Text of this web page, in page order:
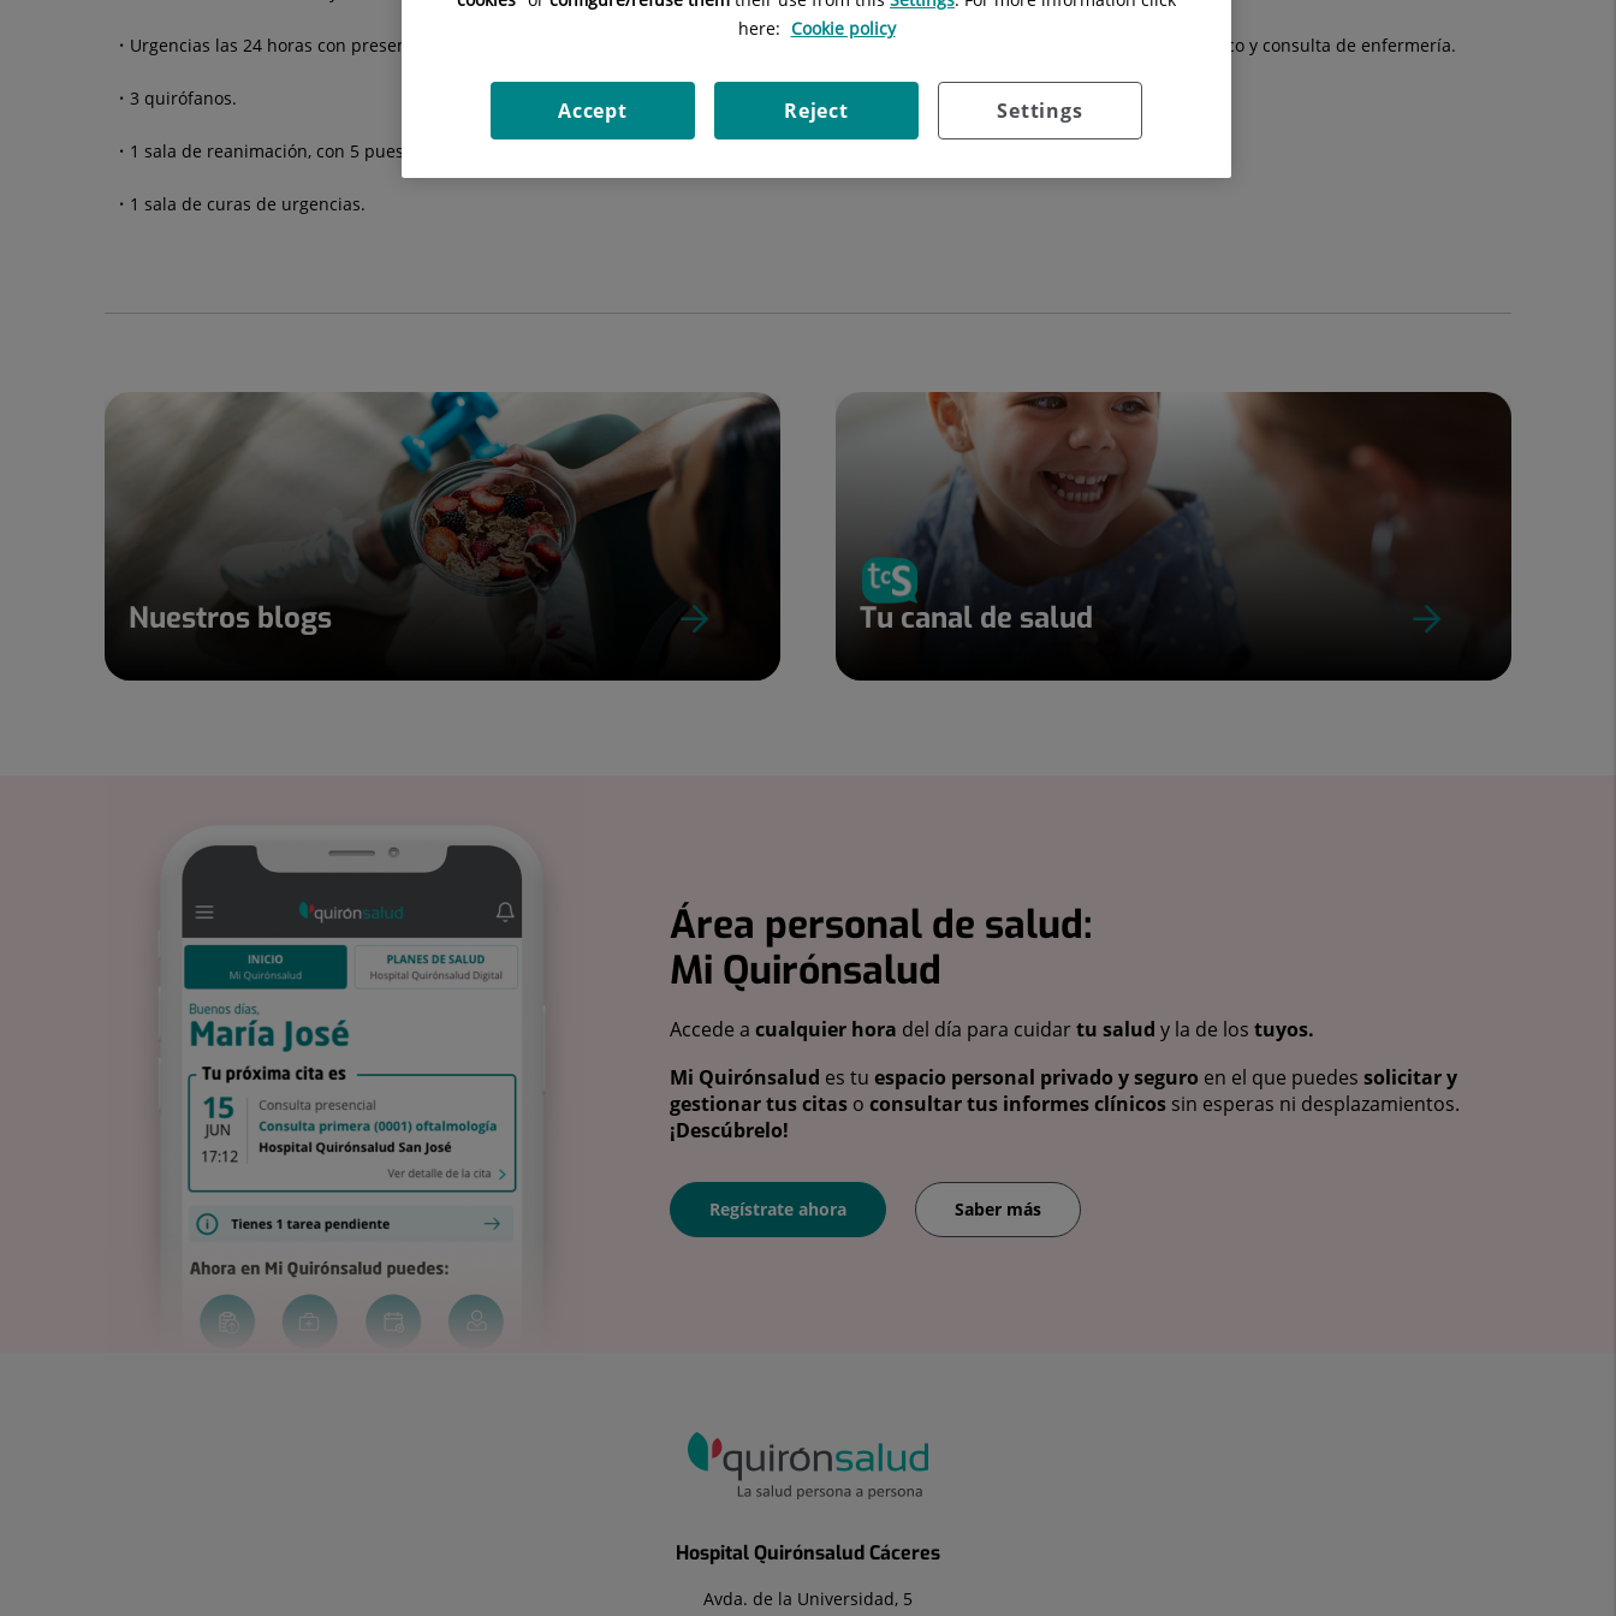
Urgencias las 24 horas con presencia médica y 2 boxes de atención, 2 camas en sala de observación, sala de tratamiento, consulta médico y consulta de enfermería.
3 quirófanos.
1 sala de reanimación, con 5 puestos.
1 sala de curas de urgencias.
Nuestros blogs Tu canal de salud
Área personal de salud:
Mi Quirónsalud
Accede a cualquier hora del día para cuidartu salud y la de los tuyos.
Mi Quirónsalud es tu espacio personal privado y seguro en el que puedes solicitar y
gestionar tus citas o consultar tus informes clínicos sin esperas ni desplazamientos.
¡Descúbrelo!
Regístrate ahora Saber más
Hospital Quirónsalud Cáceres
Avda. de la Universidad, 5
here: Cookie policy
Settings
Reject
Accept